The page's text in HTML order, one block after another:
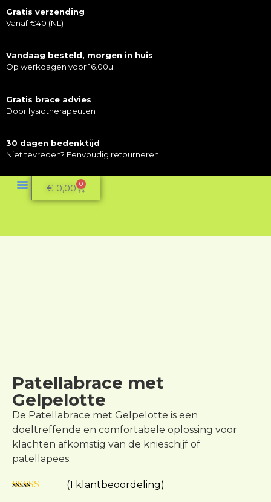
Gratis verzending
Vanaf €40 (NL)
Vandaag besteld, morgen in huis
Op werkdagen voor 16.00u
Gratis brace advies
Door fysiotherapeuten
30 dagen bedenktijd
Niet tevreden? Eenvoudig retourneren
€ 0,00 0
Patellabrace met
Gelpelotte
De Patellabrace met Gelpelotte is een
doeltreffende en comfortabele oplossing voor
klachten afkomstig van de knieschijf of
patellapees.
(1 klantbeoordeling)